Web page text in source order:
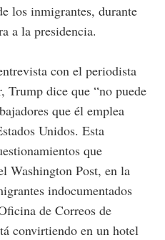
los inmigrantes, durante
a la presidencia.
con el periodista
Trump dice que “no puede
que él emplea
Unidos. Esta
que
Washington Post, en la
indocumentados
de Correos de
convirtiendo en un hotel